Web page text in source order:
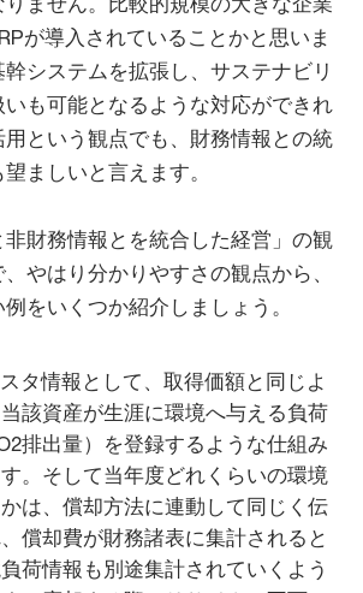
が導入されていることかと思いま
システムを拡張し、サステナビリ
も可能となるような対応ができれ
という観点でも、財務情報との統
ましいと言えます。
非財務情報とを統合した経営」の観
やはり分かりやすさの観点から、
をいくつか紹介しましょう。
タ情報として、取得価額と同じよ
該資産が生涯に環境へ与える負荷
排出量）を登録するような仕組み
。そして当年度どれくらいの環境
は、償却方法に連動して同じく伝
償却費が財務諸表に集計されると
荷情報も別途集計されていくよう